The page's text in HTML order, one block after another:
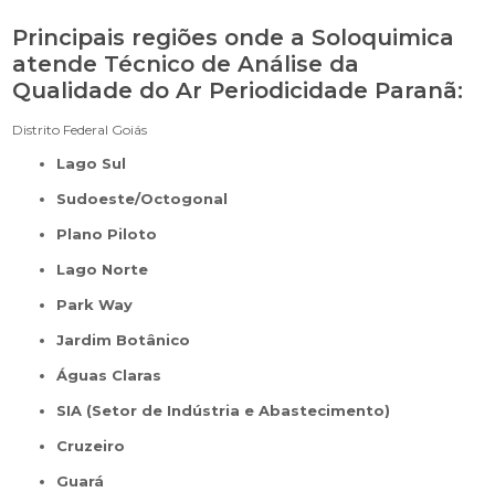
Principais regiões onde a Soloquimica
atende Técnico de Análise da
Qualidade do Ar Periodicidade Paranã:
Distrito Federal Goiás
Lago Sul
Sudoeste/Octogonal
Plano Piloto
Lago Norte
Park Way
Jardim Botânico
Águas Claras
SIA (Setor de Indústria e Abastecimento)
Cruzeiro
Guará